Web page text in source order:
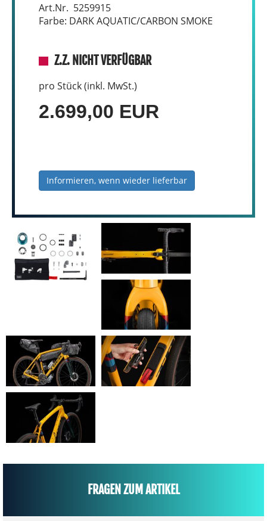
Art.Nr. 5259915
Farbe: DARK AQUATIC/CARBON SMOKE
Z.Z. NICHT VERFÜGBAR
pro Stück (inkl. MwSt.)
2.699,00 EUR
Informieren, wenn wieder lieferbar
FRAGEN ZUM ARTIKEL